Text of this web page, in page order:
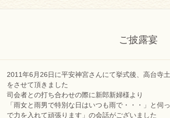
ご披露宴
2011年6月26日に平安神宮さんにて挙式後、高台寺
をさせて頂きました
司会者との打ち合わせの際に新郎新婦様より
「雨女と雨男で特別な日はいつも雨で・・・」と伺
で力を入れて頑張ります」の会話がございました